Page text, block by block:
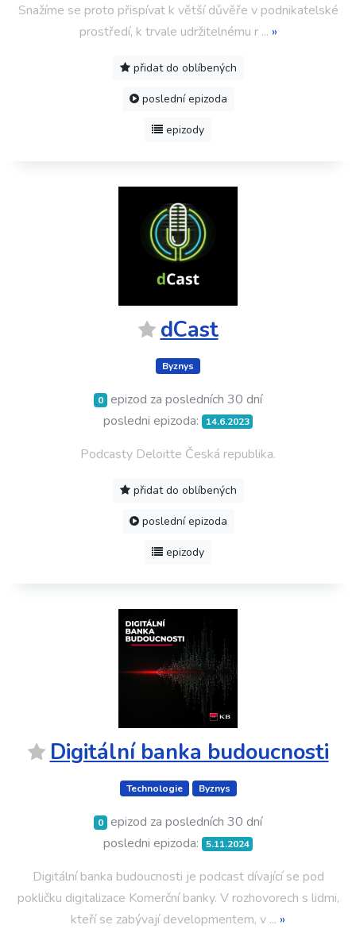
Snažíme se proto přispívat k větší důvěře v podnikatelské
prostředí, k trvale udržitelnému r... »
přidat do oblíbených
poslední epizoda
epizody
dCast
Byznys
0 epizod za posledních 30 dní
posledni epizoda:
14.6.2023
Podcasty Deloitte Česká republika.
přidat do oblíbených
poslední epizoda
epizody
Digitální banka budoucnosti
Technologie Byznys
0 epizod za posledních 30 dní
posledni epizoda:
5.11.2024
Digitální banka budoucnosti je podcast dívající se pod
pokličku digitalizace Komerční banky. V rozhovorech s lidmi,
kteří se zabývají developmentem, v ... »